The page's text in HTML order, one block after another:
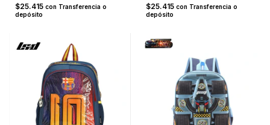
$25.415 con Transferencia o
depósito
$25.415 con Transferencia o
depósito